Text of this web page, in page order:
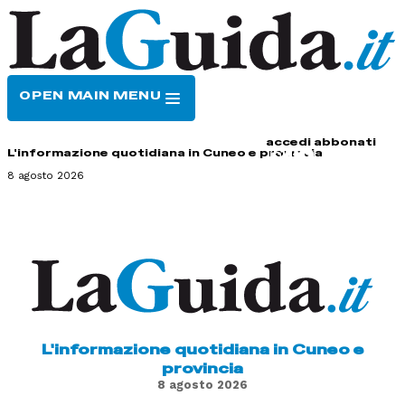
OPEN MAIN MENU
accedi abbonati
L'informazione quotidiana in Cuneo e provincia
8 agosto 2026
L'informazione quotidiana in Cuneo e
provincia
8 agosto 2026